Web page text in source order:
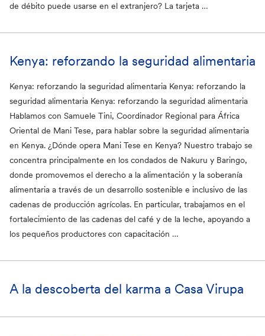
de débito puede usarse en el extranjero? La tarjeta …
Kenya: reforzando la seguridad alimentaria
Kenya: reforzando la seguridad alimentaria Kenya: reforzando la
seguridad alimentaria Kenya: reforzando la seguridad alimentaria
Hablamos con Samuele Tini, Coordinador Regional para África
Oriental de Mani Tese, para hablar sobre la seguridad alimentaria
en Kenya. ¿Dónde opera Mani Tese en Kenya? Nuestro trabajo se
concentra principalmente en los condados de Nakuru y Baringo,
donde promovemos el derecho a la alimentación y la soberanía
alimentaria a través de un desarrollo sostenible e inclusivo de las
cadenas de producción agrícolas. En particular, trabajamos en el
fortalecimiento de las cadenas del café y de la leche, apoyando a
los pequeños productores con capacitación …
A la descoberta del karma a Casa Virupa